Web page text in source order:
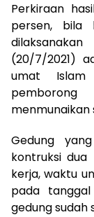
Perkiraan
persen, bila
(20/7/2021)
umat Islam
menmunaikan
Gedung
kontruksi dua
kerja, waktu
pada
gedung sudah